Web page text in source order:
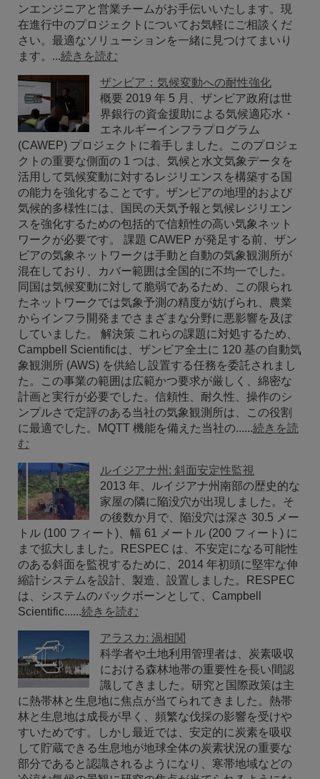
ンエンジニアと営業チームがお手伝いいたします。現
在進行中のプロジェクトについてお気軽にご相談くだ
さい。最適なソリューションを一緒に見つけてまいり
ます。...続きを読む
ザンビア：気候変動への耐性強化
概要 2019 年 5 月、ザンビア政府は世
界銀行の資金援助による気候適応水・
エネルギーインフラプログラム
(CAWEP) プロジェクトに着手しました。このプロジェ
クトの重要な側面の 1 つは、気候と水文気象データを
活用して気候変動に対するレジリエンスを構築する国
の能力を強化することです。ザンビアの地理的および
気候的多様性には、国民の天気予報と気候レジリエン
スを強化するための包括的で信頼性の高い気象ネット
ワークが必要です。 課題 CAWEP が発足する前、ザン
ビアの気象ネットワークは手動と自動の気象観測所が
混在しており、カバー範囲は全国的に不均一でした。
同国は気候変動に対して脆弱であるため、この限られ
たネットワークでは気象予測の精度が妨げられ、農業
からインフラ開発までさまざまな分野に悪影響を及ぼ
していました。 解決策 これらの課題に対処するため、
Campbell Scientificは、ザンビア全土に 120 基の自動気
象観測所 (AWS) を供給し設置する任務を委託されまし
た。この事業の範囲は広範かつ要求が厳しく、綿密な
計画と実行が必要でした。信頼性、耐久性、操作のシ
ンプルさで定評のある当社の気象観測所は、この役割
に最適でした。MQTT 機能を備えた当社の......続きを読
む
ルイジアナ州: 斜面安定性監視
2013 年、ルイジアナ州南部の歴史的な
家屋の隣に陥没穴が出現しました。そ
の後数か月で、陥没穴は深さ 30.5 メー
トル (100 フィート)、幅 61 メートル (200 フィート) に
まで拡大しました。RESPEC は、不安定になる可能性
のある斜面を監視するために、2014 年初頭に堅牢な伸
縮計システムを設計、製造、設置しました。RESPEC
は、システムのバックボーンとして、Campbell
Scientific......続きを読む
アラスカ: 渦相関
科学者や土地利用管理者は、炭素吸収
における森林地帯の重要性を長い間認
識してきました。研究と国際政策は主
に熱帯林と生息地に焦点が当てられてきました。熱帯
林と生息地は成長が早く、頻繁な伐採の影響を受けや
すいためです。しかし最近では、安定的に炭素を吸収
して貯蔵できる生息地が地球全体の炭素状況の重要な
部分であると認識されるようになり、寒帯地域などの